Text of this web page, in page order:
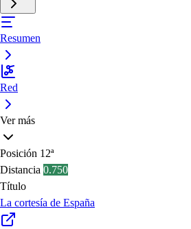
Resumen
Red
Ver más
Posición 12ª
Distancia 0.750
Título
La cortesía de España